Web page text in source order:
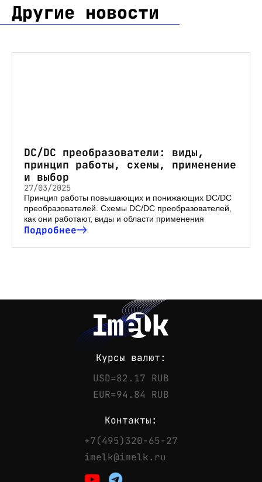
Контакты
Другие новости
DC/DC преобразователи: виды,
принцип работы, схемы, применение
и выбор
27/03/2025
Принцип работы повышающих и понижающих DC/DC
преобразователей. Схемы DC/DC преобразователей,
как они работают, виды и области применения
Подробнее
Курсы валют:
USD=82.17 RUB
EUR=94.84 RUB
Контакты:
+7(495)320-65-27
imelk@imelk.ru